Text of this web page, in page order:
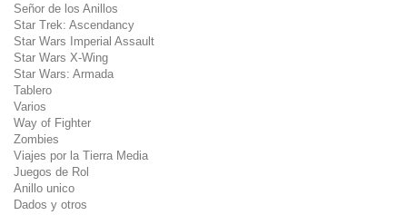
Señor de los Anillos
Star Trek: Ascendancy
Star Wars Imperial Assault
Star Wars X-Wing
Star Wars: Armada
Tablero
Varios
Way of Fighter
Zombies
Viajes por la Tierra Media
Juegos de Rol
Anillo unico
Dados y otros